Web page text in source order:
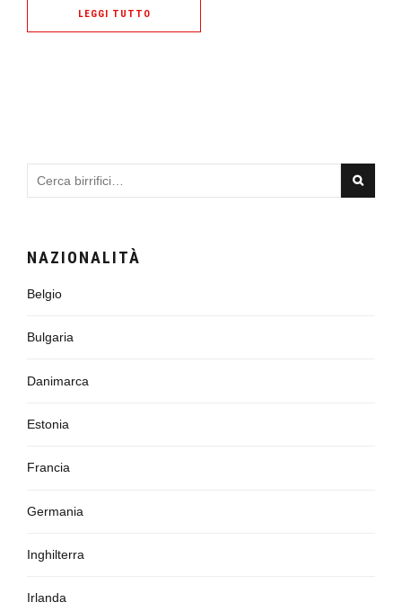
LEGGI TUTTO
NAZIONALITÀ
Belgio
Bulgaria
Danimarca
Estonia
Francia
Germania
Inghilterra
Irlanda